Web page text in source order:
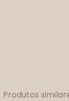
Produtos